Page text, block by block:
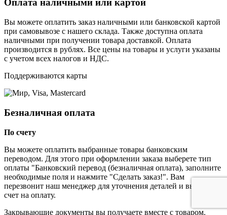
Оплата наличными или картой
Вы можете оплатить заказ наличными или банковской картой
при самовывозе с нашего склада. Также доступна оплата
наличными при получении товара доставкой. Оплата
производится в рублях. Все цены на товары и услуги указаны
с учетом всех налогов и НДС.
Поддерживаются карты
Безналичная оплата
По счету
Вы можете оплатить выбранные товары банковским
переводом. Для этого при оформлении заказа выберете тип
оплаты "Банковский перевод (безналичная оплата), заполните
необходимые поля и нажмите "Сделать заказ!". Вам
перезвонит наш менеджер для уточнения деталей и выставит
счет на оплату.
Закрывающие документы вы получаете вместе с товаром.